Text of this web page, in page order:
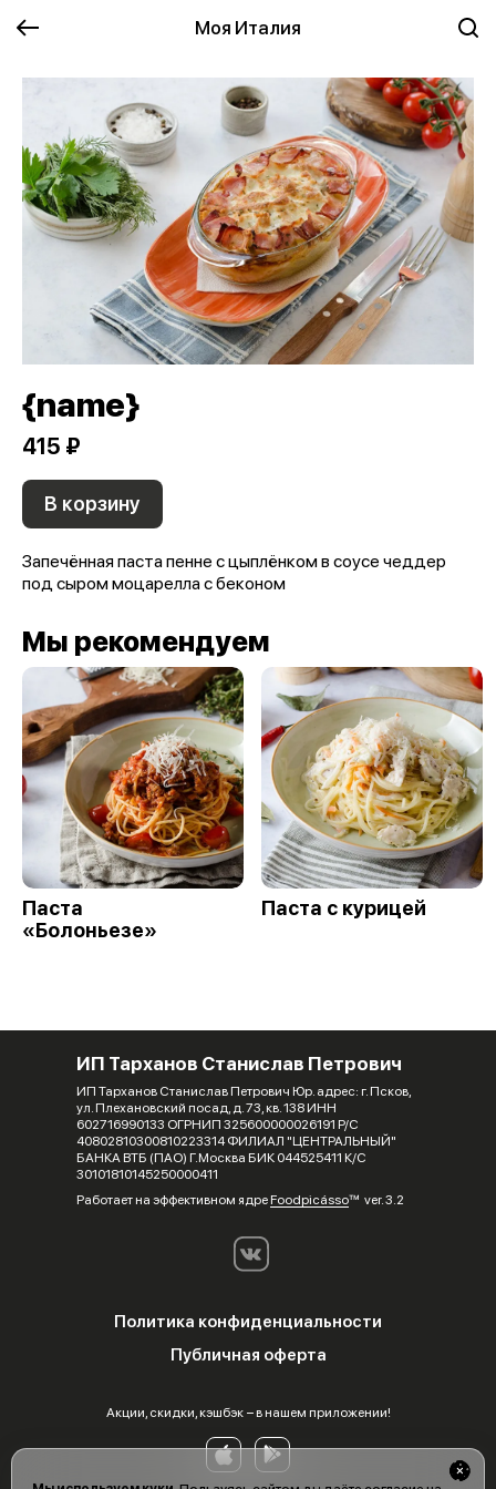
Моя Италия
{name}
415 ₽
В корзину
Запечённая паста пенне с цыплёнком в соусе чеддер
под сыром моцарелла с беконом
Мы рекомендуем
Паста
«Болоньезе»
Паста с курицей
ИП Тарханов Станислав Петрович
ИП Тарханов Станислав Петрович Юр. адрес: г. Псков,
ул. Плехановский посад, д. 73, кв. 138 ИНН
602716990133 ОГРНИП 325600000026191 Р/С
40802810300810223314 ФИЛИАЛ "ЦЕНТРАЛЬНЫЙ"
БАНКА ВТБ (ПАО) Г.Москва БИК 044525411 К/С
30101810145250000411
Работает на эффективном ядреFoodpicássover. 3.2
Политика конфиденциальности
Публичная оферта
Акции, скидки, кэшбэк − в нашем приложении!